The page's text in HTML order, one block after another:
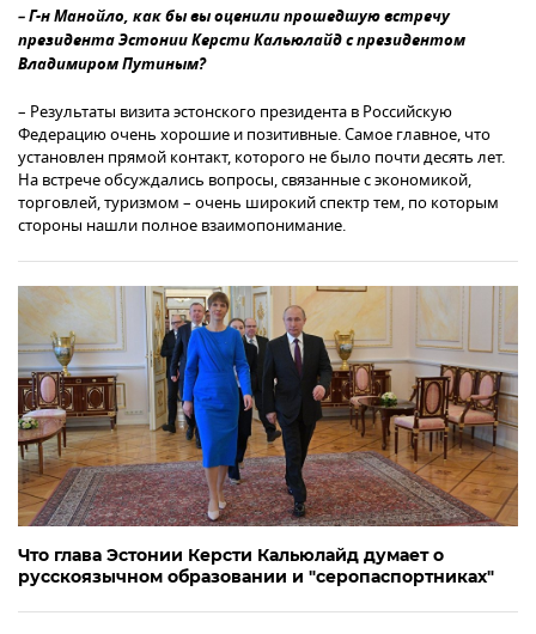
– Г-н Манойло, как бы вы оценили прошедшую встречу
президента Эстонии Керсти Кальюлайд с президентом
Владимиром Путиным?
– Результаты визита эстонского президента в Российскую
Федерацию очень хорошие и позитивные. Самое главное, что
установлен прямой контакт, которого не было почти десять лет.
На встрече обсуждались вопросы, связанные с экономикой,
торговлей, туризмом – очень широкий спектр тем, по которым
стороны нашли полное взаимопонимание.
Что глава Эстонии Керсти Кальюлайд думает о
русскоязычном образовании и "серопаспортниках"